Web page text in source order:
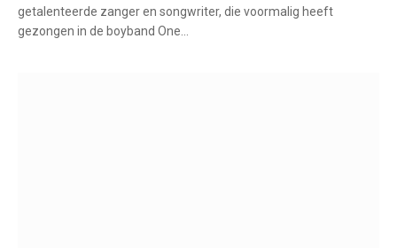
getalenteerde zanger en songwriter, die voormalig heeft
gezongen in de boyband One…